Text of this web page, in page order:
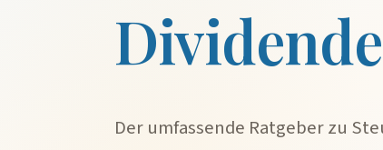
Der umfassende Ratgeber zu